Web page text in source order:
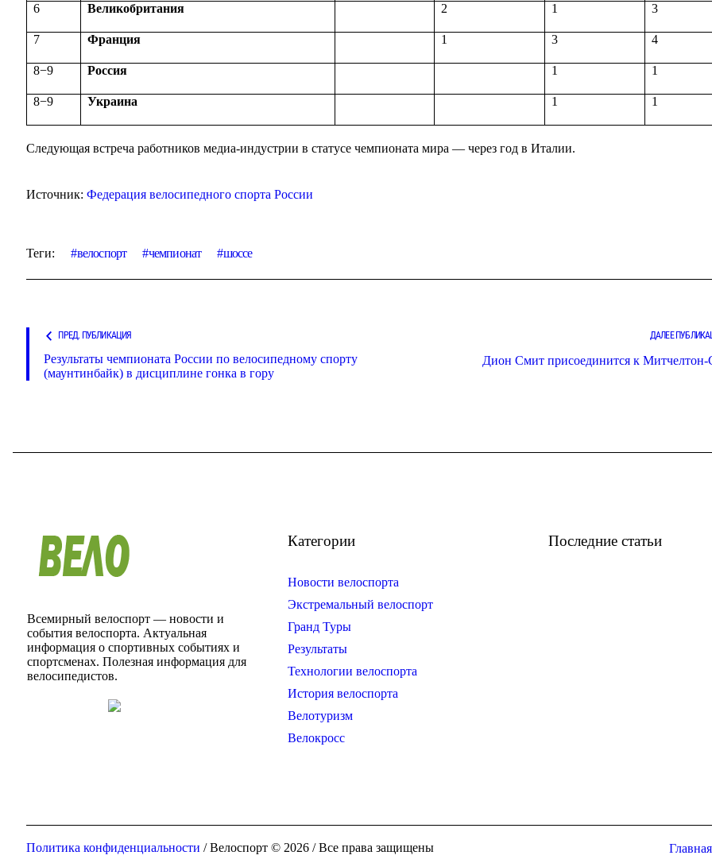
6 Великобритания 2 1 3
7 Франция 1 3 4
8−9 Россия 1 1
8−9 Украина 1 1
Следующая встреча работников медиа-индустрии в статусе чемпионата мира — через год в Италии.
Источник:Федерация велосипедного спорта России
Теги: велоспорт чемпионат шоссе
ПРЕД. ПУБЛИКАЦИЯ
Результаты чемпионата России по велосипедному спорту
(маунтинбайк) в дисциплине гонка в гору
ДАЛЕЕ
Дион Смит присоединится к Митчелтон-
Всемирный велоспорт — новости и
события велоспорта. Актуальная
информация о спортивных событиях и
спортсменах. Полезная информация для
велосипедистов.
Категории
Новости велоспорта
Экстремальный велоспорт
Гранд Туры
Результаты
Технологии велоспорта
История велоспорта
Велотуризм
Велокросс
Последние статьи
Главная
Политика конфиденциальности / Велоспорт © 2026 / Все права защищены